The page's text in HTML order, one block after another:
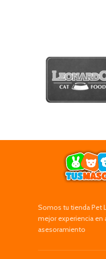
Somos tu tienda Pet
mejor experiencia en
asesoramiento